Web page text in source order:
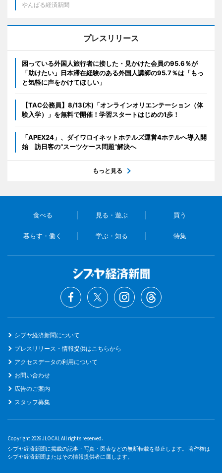
やんばる経済新聞
プレスリリース
困っている外国人旅行者に接した・見かけた会員の95.6％が
「助けたい」日本滞在経験のある外国人講師の95.7％は「もっ
と気軽に声をかけてほしい」
【TAC公務員】8/13(木)「オンラインオリエンテーション（体
験入学）」を無料で開催！学習スタートはじめの1歩！
「APEX24」、ダイワロイネットホテルズ運営4ホテルへ導入開
始 訪日客の“スーツケース問題”解決へ
もっと見る
食べる 見る・遊ぶ 買う
暮らす・働く 学ぶ・知る 特集
シブヤ経済新聞について
プレスリリース・情報提供はこちらから
アクセスデータの利用について
お問い合わせ
広告のご案内
スタッフ募集
Copyright 2026 JLOCAL All rights reserved.
シブヤ経済新聞に掲載の記事・写真・図表などの無断転載を禁止します。 著作権は
シブヤ経済新聞またはその情報提供者に属します。